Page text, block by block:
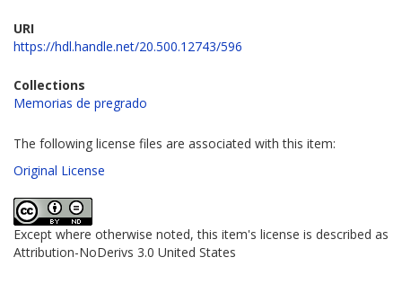
URI
https://hdl.handle.net/20.500.12743/596
Collections
Memorias de pregrado
The following license files are associated with this item:
Original License
Except where otherwise noted, this item's license is described as
Attribution-NoDerivs 3.0 United States